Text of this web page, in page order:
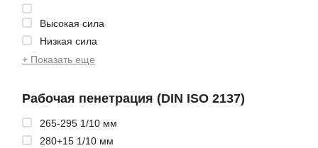
Высокая сила
Низкая сила
+ Показать еще
Рабочая пенетрация (DIN ISO 2137)
265-295 1/10 мм
280+15 1/10 мм